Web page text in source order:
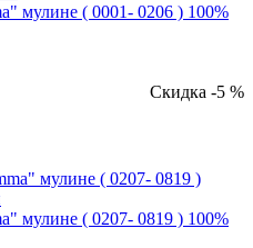
мулине ( 0001- 0206 ) 100%
Скидка -5 %
мулине ( 0207- 0819 ) 100%